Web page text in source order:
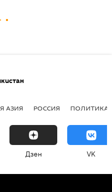
АЗИЯ РОССИЯ ПОЛИТИКА
Дзен VK